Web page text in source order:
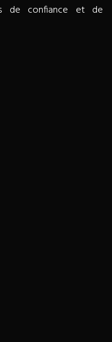
de confiance et de